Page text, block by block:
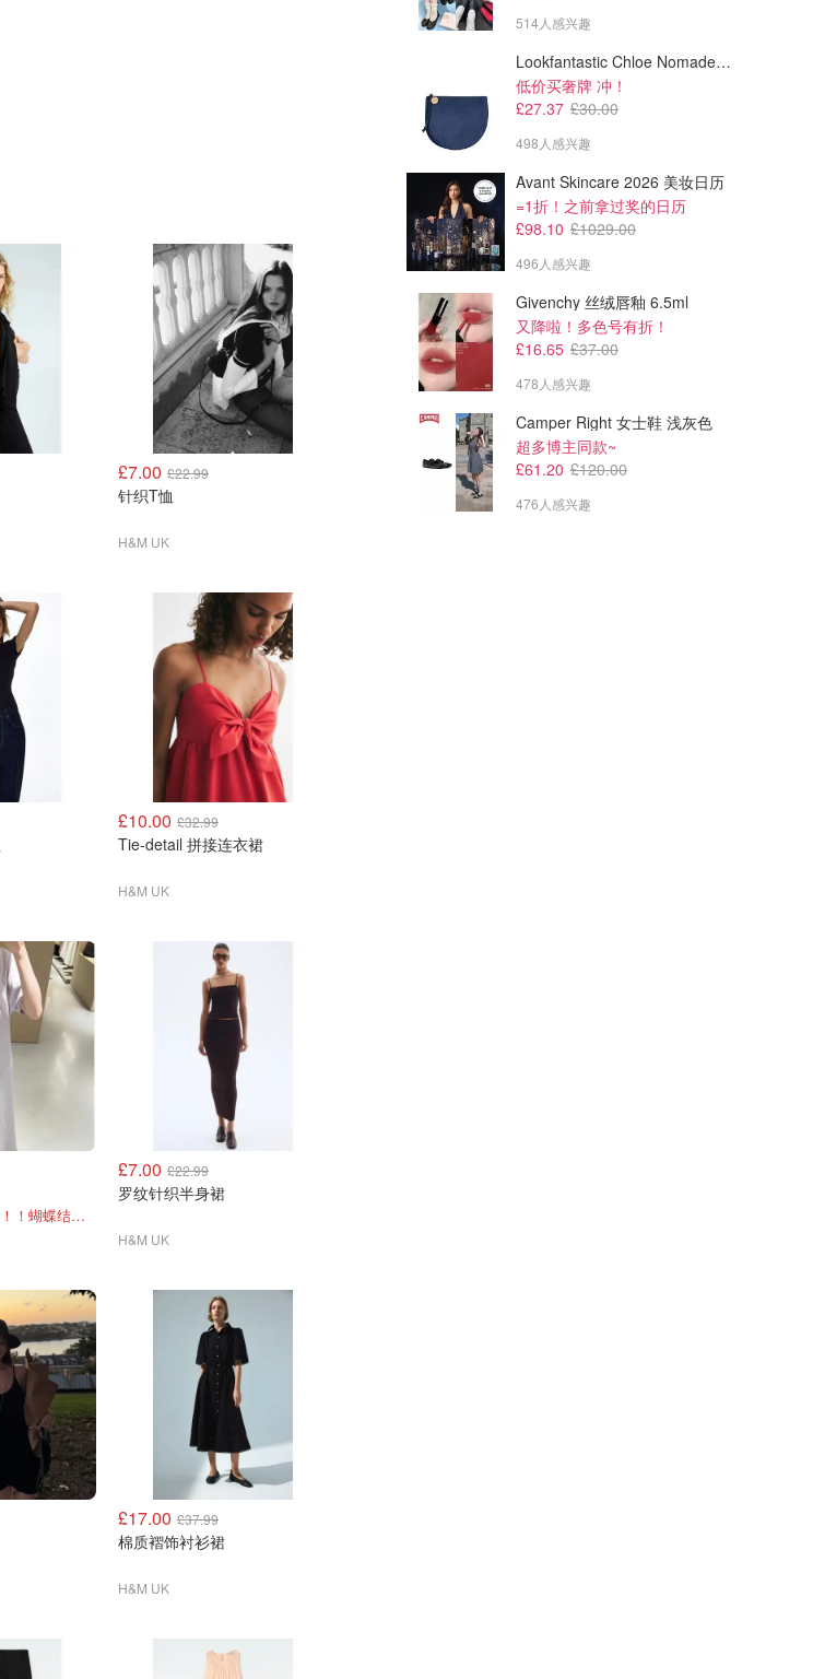
£7.00 £22.99
针织T恤
H&M UK
£10.00 £32.99
Tie-detail 拼接连衣裙
H&M UK
版型巨好的一件！！！蝴蝶结超美！
£7.00 £22.99
罗纹针织半身裙
H&M UK
£17.00 £37.99
棉质褶饰衬衫裙
H&M UK
514人感兴趣
Lookfantastic Chloe Nomade 夜埃及小包
低价买奢牌 冲！
£27.37 £30.00
498人感兴趣
Avant Skincare 2026 美妆日历
=1折！之前拿过奖的日历
£98.10 £1029.00
496人感兴趣
Givenchy 丝绒唇釉 6.5ml
又降啦！多色号有折！
£16.65 £37.00
478人感兴趣
Camper Right 女士鞋 浅灰色
超多博主同款~
£61.20 £120.00
476人感兴趣